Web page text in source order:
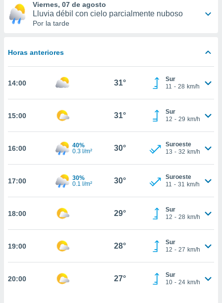
forma
la
ya sean
en
perfil
ACEPTAR
Viernes, 07 de agosto
Lluvia débil con cielo parcialmente nuboso
Por la tarde
Horas anteriores
14:00 31°
Sur
11 - 28 km/h
15:00 31°
Sur
12 - 29 km/h
16:00
40%
0.3 l/m²
30°
Suroeste
13 - 32 km/h
17:00
30%
0.1 l/m²
30°
Suroeste
11 - 31 km/h
18:00 29°
Sur
12 - 28 km/h
19:00 28°
Sur
12 - 27 km/h
20:00 27°
Sur
10 - 24 km/h